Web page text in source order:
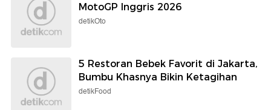
MotoGP Inggris 2026
detikOto
5 Restoran Bebek Favorit di Jakarta,
Bumbu Khasnya Bikin Ketagihan
detikFood